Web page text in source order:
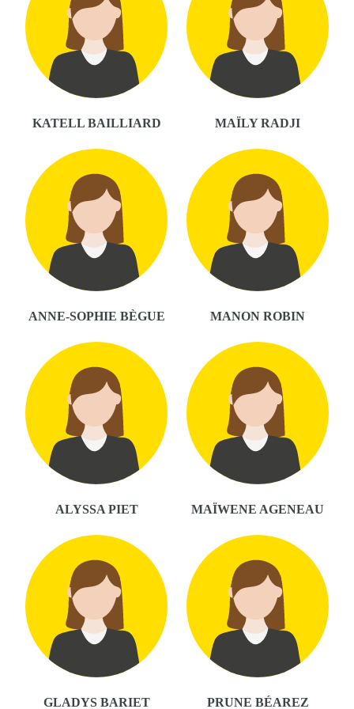
KATELL BAILLIARD MAÏLY RADJI
ANNE-SOPHIE BÈGUE MANON ROBIN
ALYSSA PIET MAÏWENE AGENEAU
GLADYS BARIET PRUNE BÉAREZ